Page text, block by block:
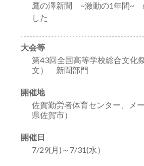
鷹の澤新聞 ~激動の1年間~
した
大会等
第43回全国高等学校総合文化
文） 新聞部門
開催地
佐賀勤労者体育センター、メ
県佐賀市）
開催日
7/29(月)～7/31(水）